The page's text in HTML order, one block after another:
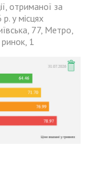
отриманої за
у місцях
77, Метро,
1